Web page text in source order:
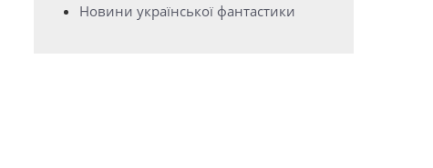
Новини української фантастики